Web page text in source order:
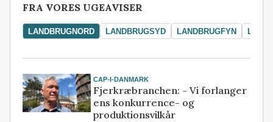
FRA VORES UGEAVISER
LANDBRUGNORD LANDBRUGSYD LANDBRUGFYN
CAP-I-DANMARK
Fjerkræbranchen: - Vi forlanger
ens konkurrence- og
produktionsvilkår